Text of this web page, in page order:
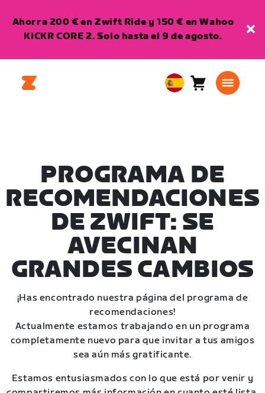
Ahorra 200 € en Zwift Ride y 150 € en Wahoo
KICKR CORE 2. Solo hasta el 9 de agosto.
EuropeanCarro0
PROGRAMA DE
RECOMENDACIONES
DE ZWIFT: SE
AVECINAN
GRANDES CAMBIOS
¡Has encontrado nuestra página del programa de
recomendaciones!
Actualmente estamos trabajando en un programa
completamente nuevo para que invitar a tus amigos
sea aún más gratificante.
Estamos entusiasmados con lo que está por venir y